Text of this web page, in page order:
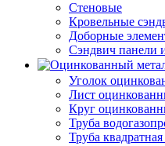
Стеновые
Кровельные
Доборные
Сэндвич панели
Уголок
Лист
Круг
Труба
Труба